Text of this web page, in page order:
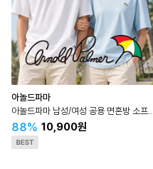
아놀드파마
88% 10,900원